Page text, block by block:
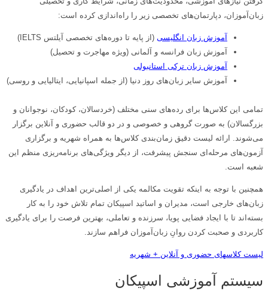
زبان‌آموزان، دپارتمان‌های تخصصی زیر را راه‌اندازی کرده است:
آموزش زبان انگلیسی (از پایه تا دوره‌های تخصصی آیلتس IELTS)
آموزش زبان فرانسه و آلمانی (ویژه مهاجرت و تحصیل)
آموزش زبان ترکی استانبولی
آموزش سایر زبان‌های روز دنیا (از جمله اسپانیایی، ایتالیایی و روسی)
تمامی این کلاس‌ها برای رده‌های سنی مختلف (خردسالان، کودکان، نوجوانان و
بزرگسالان) به صورت گروهی و خصوصی و در دو قالب حضوری و آنلاین برگزار
می‌شوند. ارائه لیست دقیق زمان‌بندی کلاس‌ها به همراه شهریه و برگزاری
آزمون‌های مرحله‌ای سنجش پیشرفت، از دیگر ویژگی‌های برنامه‌ریزی منظم این
شعبه است.
همچنین با توجه به اینکه تقویت مکالمه یکی از اصلی‌ترین اهداف در یادگیری
زبان‌های خارجی است، مدیران و اساتید اسپیکان تمام تلاش خود را به کار
بسته‌اند تا با ایجاد فضایی پویا، سرزنده و تعاملی، بهترین فرصت را برای یادگیری
کاربردی و صحبت کردن روانِ زبان‌آموزان فراهم سازند.
لیست کلاسهای حضوری و آنلاین + شهریه
سیستم آموزشی اسپیکان